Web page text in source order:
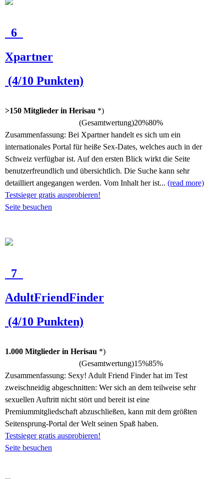
6
Xpartner
(4/10 Punkten)
>150 Mitglieder in Herisau *)
(Gesamtwertung)20%80%
Zusammenfassung: Bei Xpartner handelt es sich um ein
internationales Portal für heiße Sex-Dates, welches auch in der
Schweiz verfügbar ist. Auf den ersten Blick wirkt die Seite
benutzerfreundlich und übersichtlich. Die Suche kann sehr
detailliert angegangen werden. Vom Inhalt her ist... (read more)
Testsieger gratis ausprobieren!
Seite besuchen
7
AdultFriendFinder
(4/10 Punkten)
1.000 Mitglieder in Herisau *)
(Gesamtwertung)15%85%
Zusammenfassung: Sexy! Adult Friend Finder hat im Test
zweischneidig abgeschnitten: Wer sich an dem teilweise sehr
sexuellen Auftritt nicht stört und bereit ist eine
Premiummitgliedschaft abzuschließen, kann mit dem größten
Seitensprung-Portal der Welt seinen Spaß haben.
Testsieger gratis ausprobieren!
Seite besuchen